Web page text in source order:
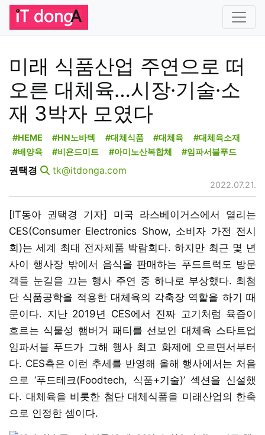
미래 식품산업 주연으로 떠
오른 대체육…시장·기술·소
재 3박자 모였다
#HEME #HN노바텍 #대체식품 #대체육
#대체육소재
#배양육
#비욘드미트 #아미노산복합체 #임파서블푸드
권택경 tk@itdonga.com
2022.07.21.
[IT동아 권택경 기자] 미국 라스베이거스에서 열리는
CES(Consumer Electronics Show, 소비자 가전 전시
회)는 세계 최대 전자제품 박람회다. 하지만 최근 몇 년
사이 행사장 밖에서 음식을 판매하는 푸드트럭도 방문
객들 눈길을 끄는 행사 주연 중 하나로 부상했다. 최첨
단 식품공학을 적용한 대체육의 각축장 역할을 하기 때
문이다. 지난 2019년 CES에서 진짜 고기처럼 육즙이
흐르는 식물성 햄버거 패티를 선보인 대체육 스타트업
임파서블 푸드가 그해 행사 최고 화제에 오르면서부터
다. CES측은 이런 추세를 반영해 올해 행사에서는 처음
으로 ‘푸드테크(Foodtech, 식품+기술)’ 섹션을 신설했
다. 대체육을 비롯한 첨단 대체식품을 미래산업의 한축
으로 인정한 셈이다.